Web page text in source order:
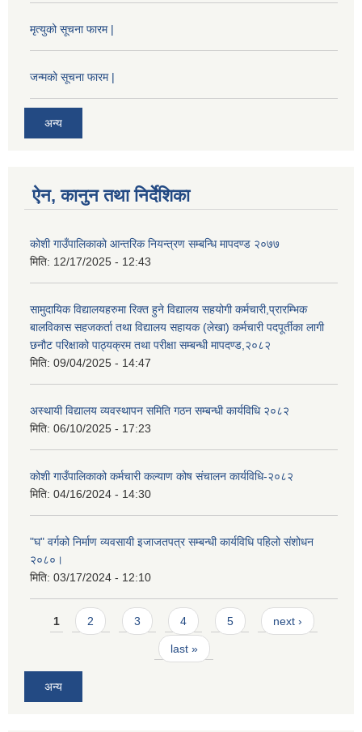
मृत्युको सूचना फारम |
जन्मको सूचना फारम |
अन्य
ऐन, कानुन तथा निर्देशिका
कोशी गाउँपालिकाको आन्तरिक नियन्त्रण सम्बन्धि मापदण्ड २०७७
मिति: 12/17/2025 - 12:43
सामुदायिक विद्यालयहरुमा रिक्त हुने विद्यालय सहयोगी कर्मचारी,प्रारम्भिक
बालविकास सहजकर्ता तथा विद्यालय सहायक (लेखा) कर्मचारी पदपूर्तीका लागी
छनौट परिक्षाको पाठ्यक्रम तथा परीक्षा सम्बन्धी मापदण्ड,२०८२
मिति: 09/04/2025 - 14:47
अस्थायी विद्यालय व्यवस्थापन समिति गठन सम्बन्धी कार्यविधि २०८२
मिति: 06/10/2025 - 17:23
कोशी गाउँपालिकाको कर्मचारी कल्याण कोष संचालन कार्यविधि-२०८२
मिति: 04/16/2024 - 14:30
"घ" वर्गको निर्माण व्यवसायी इजाजतपत्र सम्बन्धी कार्यविधि पहिलो संशोधन
२०८०।
मिति: 03/17/2024 - 12:10
Pages
1 2 3 4 5 next ›
last »
अन्य